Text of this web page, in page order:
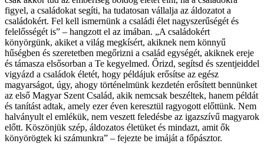
figyel, a családokat segíti, ha tudatosan vállalja az áldozatot a
családokért. Fel kell ismernünk a családi élet nagyszerűségét és
felelősségét is” – hangzott el az imában. „A családokért
könyörgünk, akiket a világ megkísért, akiknek nem könnyű
hűségben és szeretetben megőrizni a család egységét, akiknek ereje
és támasza elsősorban a Te kegyelmed. Őrizd, segítsd és szentjeiddel
vigyázd a családok életét, hogy példájuk erősítse az egész
magyarságot, úgy, ahogy történelmünk kezdetén erősített bennünket
az első Magyar Szent Család, akik nemcsak beszéltek, hanem példát
és tanítást adtak, amely ezer éven keresztül ragyogott előttünk. Nem
halványult el emlékük, nem veszett feledésbe az igazszívű magyarok
előtt. Köszönjük szép, áldozatos életüket és mindazt, amit ők
könyörögtek ki számunkra” – fejezte be imáját a főpásztor.